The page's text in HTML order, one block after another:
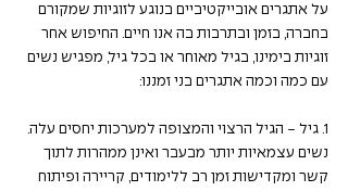
על אתגרים אובייקטיביים בנוגע לזוגיות שמקורם
בחברה, בזמן ובתרבות בה אנו חיים. החיפוש אחר
זוגיות בימינו, בגיל מאוחר או בכל גיל, מפגיש נשים
עם כמה וכמה אתגרים בני זמננו:
1. גיל - הגיל הרצוי והמצופה למערכות יחסים עלה.
נשים עצמאיות יותר מבעבר ואינן ממהרות לתוך
קשר ומקדישות זמן רב ללימודים, קריירה ופיתוח